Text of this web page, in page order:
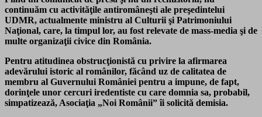
continuăm cu activităţile antiromâneşti ale preşedintelui
UDMR, actualmente ministru al Culturii şi Patrimoniului
Naţional, care, la timpul lor, au fost relevate de mass-media şi de
multe organizaţii civice din România.
Pentru atitudinea obstrucţionistă cu privire la afirmarea
adevărului istoric al românilor, făcând uz de calitatea de
membru al Guvernului României pentru a impune, de fapt,
dorinţele unor cercuri iredentiste cu care domnia sa, probabil,
simpatizează, Asociaţia „Noi Românii” îi solicită demisia.